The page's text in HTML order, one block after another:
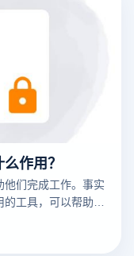
作用？
们完成工作。事实
工具，可以帮助广